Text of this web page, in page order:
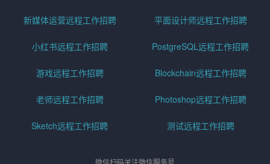
新媒体运营远程工作招聘 平面设计师远程工作招聘
小红书远程工作招聘 PostgreSQL远程工作招聘
游戏远程工作招聘 Blockchain远程工作招聘
老师远程工作招聘 Photoshop远程工作招聘
Sketch远程工作招聘 测试远程工作招聘
微信扫码关注微信服务号